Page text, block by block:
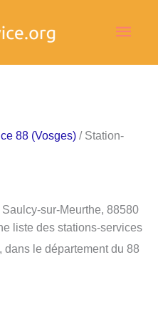
88 (Vosges) / Station-
sur-Meurthe, 88580
liste des stations-services
le département du 88